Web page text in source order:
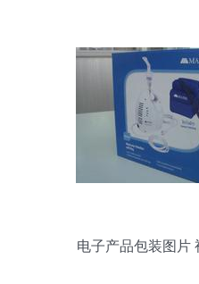
电子产品包装图片